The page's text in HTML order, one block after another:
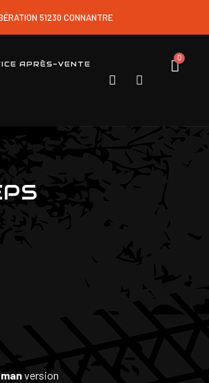
51230 CONNANTRE
APRÈS-VENTE
version